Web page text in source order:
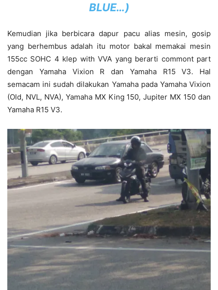
BLUE…)
Kemudian jika berbicara dapur pacu alias mesin, gosip
yang berhembus adalah itu motor bakal memakai mesin
155cc SOHC 4 klep with VVA yang berarti commont part
dengan Yamaha Vixion R dan Yamaha R15 V3. Hal
semacam ini sudah dilakukan Yamaha pada Yamaha Vixion
(Old, NVL, NVA), Yamaha MX King 150, Jupiter MX 150 dan
Yamaha R15 V3.